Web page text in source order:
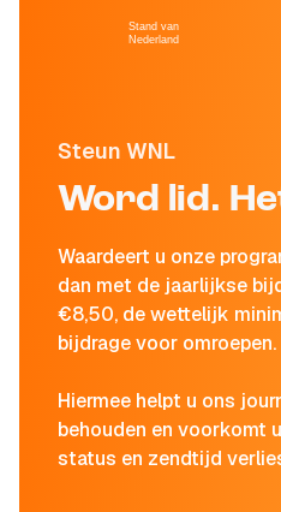
Steun WNL
Word lid.
Waardeert u onze
dan met de jaarlijkse
€8,50, de wettelijk
bijdrage voor omroepen.
Hiermee helpt u ons
behouden en voorkomt
status en zendtijd
Stand van
Nederland